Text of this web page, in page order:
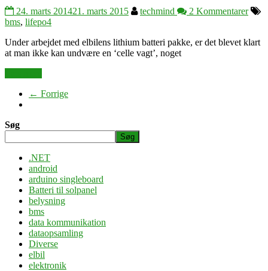
24. marts 201421. marts 2015 techmind
2 Kommentarer
bms, lifepo4
Under arbejdet med elbilens lithium batteri pakke, er det blevet klart
at man ikke kan undvære en ‘celle vagt’, noget
← Forrige
Søg
Søg
.NET
android
arduino singleboard
Batteri til solpanel
belysning
bms
data kommunikation
dataopsamling
Diverse
elbil
elektronik